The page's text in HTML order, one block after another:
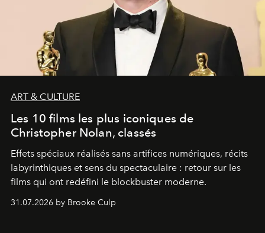
ART & CULTURE
Les 10 films les plus iconiques de
Christopher Nolan, classés
Effets spéciaux réalisés sans artifices numériques, récits
labyrinthiques et sens du spectaculaire : retour sur les
films qui ont redéfini le blockbuster moderne.
31.07.2026 by Brooke Culp